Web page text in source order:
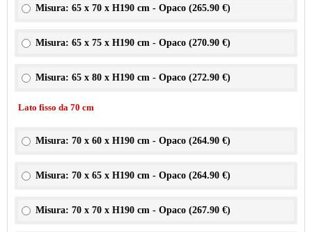
Misura: 65 x 70 x H190 cm - Opaco (265.90 €)
Misura: 65 x 75 x H190 cm - Opaco (270.90 €)
Misura: 65 x 80 x H190 cm - Opaco (272.90 €)
Lato fisso da 70 cm
Misura: 70 x 60 x H190 cm - Opaco (264.90 €)
Misura: 70 x 65 x H190 cm - Opaco (264.90 €)
Misura: 70 x 70 x H190 cm - Opaco (267.90 €)